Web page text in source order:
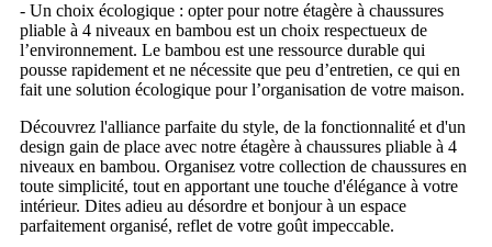
- Un choix écologique : opter pour notre étagère à chaussures
pliable à 4 niveaux en bambou est un choix respectueux de
l’environnement. Le bambou est une ressource durable qui
pousse rapidement et ne nécessite que peu d’entretien, ce qui en
fait une solution écologique pour l’organisation de votre maison.
Découvrez l'alliance parfaite du style, de la fonctionnalité et d'un
design gain de place avec notre étagère à chaussures pliable à 4
niveaux en bambou. Organisez votre collection de chaussures en
toute simplicité, tout en apportant une touche d'élégance à votre
intérieur. Dites adieu au désordre et bonjour à un espace
parfaitement organisé, reflet de votre goût impeccable.